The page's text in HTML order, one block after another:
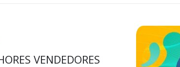
VENDEDORES